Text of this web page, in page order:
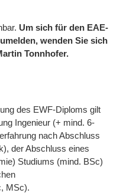
Um sich für den EAE-
wenden Sie sich
Tonnhofer.
des EWF-Diploms gilt
Ingenieur (+ mind. 6-
nach Abschluss
der Abschluss eines
Studiums (mind. BSc)
MSc).